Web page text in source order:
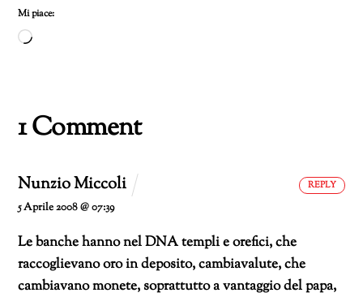
Mi piace:
Caricamento
1 Comment
Nunzio Miccoli
5 Aprile 2008 @ 07:39
Le banche hanno nel DNA templi e orefici, che
raccoglievano oro in deposito, cambiavalute, che
cambiavano monete, soprattutto a vantaggio del papa,
REPLY